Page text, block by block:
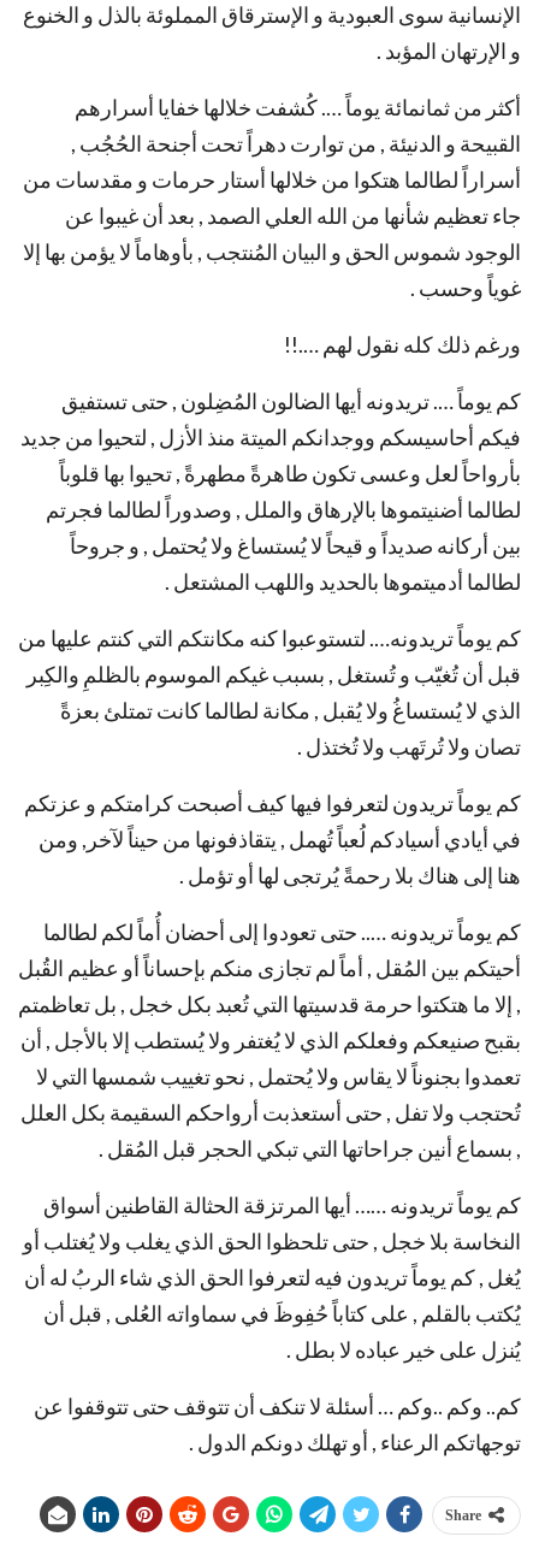
الإنسانية سوى العبودية و الإسترقاق المملوئة بالذل و الخنوع
و الإرتهان المؤبد .
أكثر من ثمانمائة يوماً …. كُشفت خلالها خفايا أسرارهم
القبيحة و الدنيئة , من توارت دهراً تحت أجنحة الحُجُب ,
أسراراً لطالما هتكوا من خلالها أستار حرمات و مقدسات من
جاء تعظيم شأنها من الله العلي الصمد , بعد أن غيبوا عن
الوجود شموس الحق و البيان المُنتجب , بأوهاماً لا يؤمن بها إلا
غوياً وحسب .
ورغم ذلك كله نقول لهم ….!!
كم يوماً …. تريدونه أيها الضالون المُضِلون , حتى تستفيق
فيكم أحاسيسكم ووجدانكم الميتة منذ الأزل , لتحيوا من جديد
بأرواحاً لعل وعسى تكون طاهرةً مطهرةً , تحيوا بها قلوباً
لطالما أضنيتموها بالإرهاق والملل , وصدوراً لطالما فجرتم
بين أركانه صديداً و قيحاً لا يُستساغ ولا يُحتمل , و جروحاً
لطالما أدميتموها بالحديد واللهب المشتعل .
كم يوماً تريدونه…. لتستوعبوا كنه مكانتكم التي كنتم عليها من
قبل أن تُغيّب و تُستغل , بسبب غيكم الموسوم بالظلمِ والكِبر
الذي لا يُستساغُ ولا يُقبل , مكانة لطالما كانت تمتلئ بعزةً
تصان ولا تُرتَهب ولا تُختذل .
كم يوماً تريدون لتعرفوا فيها كيف أصبحت كرامتكم و عزتكم
في أيادي أسيادكم لُعباً تُهمل , يتقاذفونها من حيناً لآخر, ومن
هنا إلى هناك بلا رحمةً يُرتجى لها أو تؤمل .
كم يوماً تريدونه ….. حتى تعودوا إلى أحضان أُماً لكم لطالما
أحيتكم بين المُقل , أماً لم تجازى منكم بإحساناً أو عظيم القُبل
, إلا ما هتكتوا حرمة قدسيتها التي تُعبد بكل خجل , بل تعاظمتم
بقبح صنيعكم وفعلكم الذي لا يُغتفر ولا يُستطب إلا بالأجل , أن
تعمدوا بجنوناً لا يقاس ولا يُحتمل , نحو تغييب شمسها التي لا
تُحتجب ولا تفل , حتى أستعذبت أرواحكم السقيمة بكل العلل
, بسماع أنين جراحاتها التي تبكي الحجر قبل المُقل .
كم يوماً تريدونه …… أيها المرتزقة الحثالة القاطنين أسواق
النخاسة بلا خجل , حتى تلحظوا الحق الذي يغلب ولا يُغتلب أو
يُغل , كم يوماً تريدون فيه لتعرفوا الحق الذي شاء الربُ له أن
يُكتب بالقلم , على كتاباً حُفِوظَ في سماواته العُلى , قبل أن
يُنزل على خير عباده لا بطل .
كم.. وكم ..وكم … أسئلة لا تنكف أن تتوقف حتى تتوقفوا عن
توجهاتكم الرعناء , أو تهلك دونكم الدول .
Share